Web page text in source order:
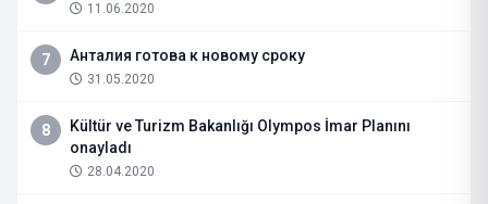
11.06.2020
7 Анталия готова к новому сроку
31.05.2020
8
Kültür ve Turizm Bakanlığı Olympos İmar Planını
onayladı
28.04.2020